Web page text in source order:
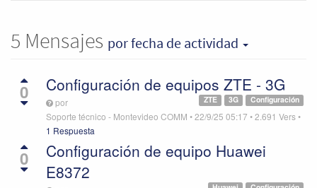
5 Mensajes por fecha de actividad
0 Configuración de equipos ZTE - 3G
Configuración
3G
ZTE
por
Soporte técnico - Montevideo COMM •22/9/25 05:17 •2.691 Vers•
1 Respuesta
0
Configuración de equipo Huawei
E8372